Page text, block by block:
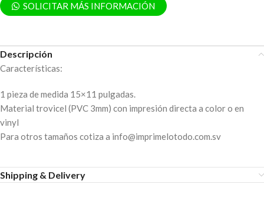
SOLICITAR MÁS INFORMACIÓN
Descripción
Características:
1 pieza de medida 15×11 pulgadas.
Material trovicel (PVC 3mm) con impresión directa a color o en
vinyl
Para otros tamaños cotiza a info@imprimelotodo.com.sv
Shipping & Delivery